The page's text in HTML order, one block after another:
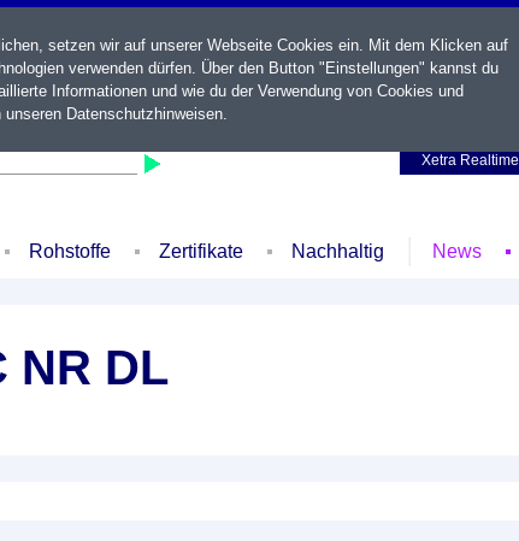
Xetra Realtime
Rohstoffe Zertifikate Nachhaltig News
NR DL
setzen wir auf unserer Webseite Cookies ein. Mit dem Klicken auf
verwenden dürfen. Über den Button "Einstellungen" kannst du
Informationen und wie du der Verwendung von Cookies und
unseren Datenschutzhinweisen.